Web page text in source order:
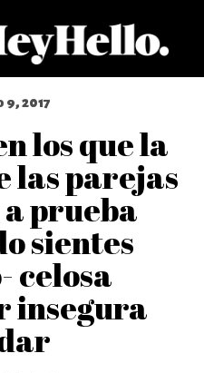
2017
los que la
las parejas
a prueba
sientes
celosa
insegura